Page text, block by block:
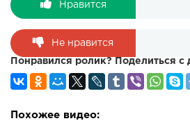
Нравится
Не нравится
Понравился ролик? Поделиться с
Похожее видео: